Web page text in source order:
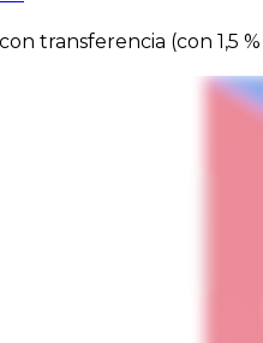
transferencia (con 1,5